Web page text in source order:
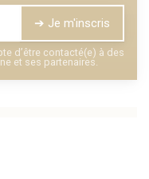
➔ Je m'inscris
d’être contacté(e) à des
et ses partenaires.